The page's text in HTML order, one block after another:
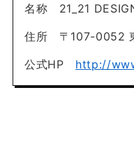
名称 21_21
住所 〒107-0052
公式HP http://